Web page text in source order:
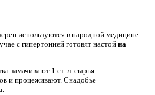
используются в народной медицине
с гипертонией готовят настой на
замачивают 1 ст. л. сырья.
и процеживают. Снадобье